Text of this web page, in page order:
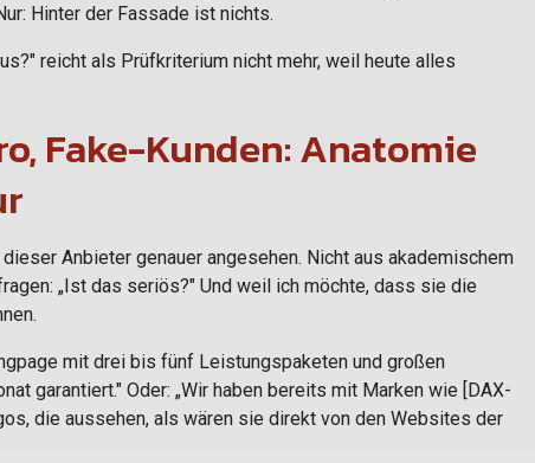
Hinter der Fassade ist nichts.
reicht als Prüfkriterium nicht mehr, weil heute alles
Fake-Kunden: Anatomie
Anbieter genauer angesehen. Nicht aus akademischem
„Ist das seriös?" Und weil ich möchte, dass sie die
mit drei bis fünf Leistungspaketen und großen
garantiert." Oder: „Wir haben bereits mit Marken wie [DAX-
die aussehen, als wären sie direkt von den Websites der